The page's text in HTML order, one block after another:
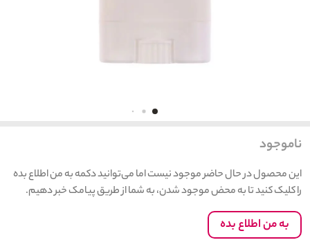
ناموجود
این محصول در حال حاضر موجود نیست اما می‌توانید دکمه به من اطلاع بده
را کلیک کنید تا به محض موجود شدن، به شما از طریق پیامک خبر دهیم.
به من اطلاع بده